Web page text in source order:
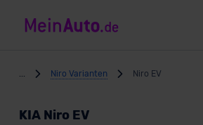
Niro Varianten Niro EV
KIA Niro EV